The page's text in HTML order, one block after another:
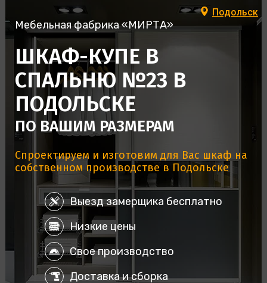
Подольск
Мебельная фабрика «МИРТА»
ШКАФ-КУПЕ В
СПАЛЬНЮ №23 В
ПОДОЛЬСКЕ
ПО ВАШИМ РАЗМЕРАМ
Спроектируем и изготовим для Вас шкаф на
собственном производстве в Подольске
Выезд замерщика бесплатно
Низкие цены
Свое производство
Доставка и сборка